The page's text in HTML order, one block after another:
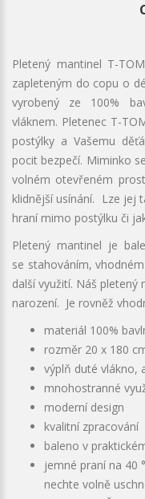
Pletený mantinel T-
zapleteným do copu o
vyrobený ze 100%
vláknem. Pletenec T-
postýlky a Vašemu
pocit bezpečí. Miminko
volném otevřeném
klidnější usínání. Lze jej
hraní mimo postýlku či
Pletený mantinel je
se stahováním,
další využití. Náš
narození. Je rovněž
materiál 100%
rozměr 20 x 180
výplň duté vlákno,
mnohostranné
moderní design
kvalitní zpracování
baleno v
jemné praní na 40
nechte volně